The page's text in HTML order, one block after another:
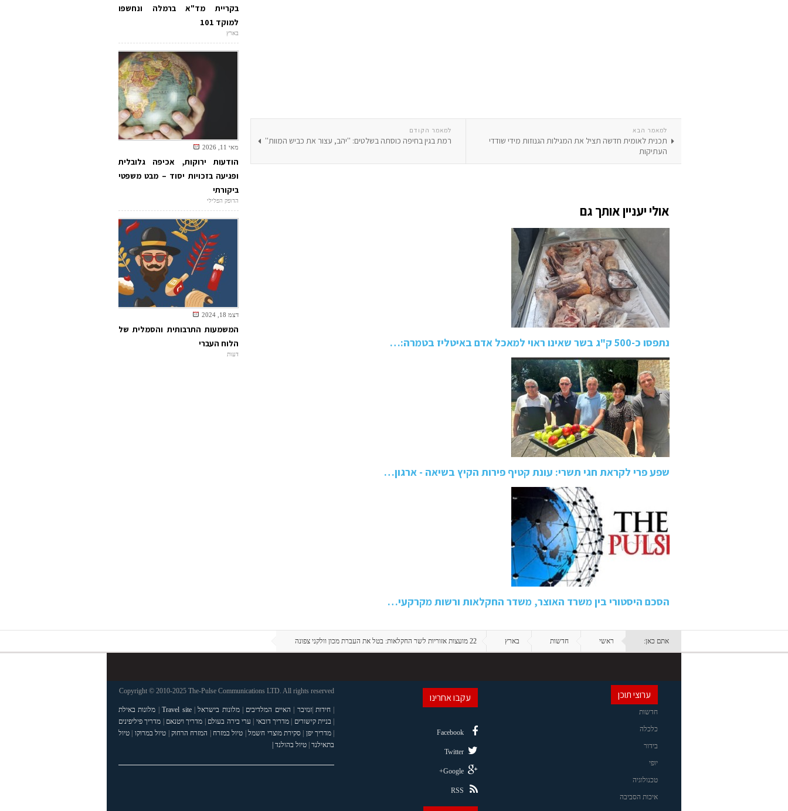
למאמר הקודם
רמת בגין בחיפה כוסתה בשלטים: ''יהב, עצור את כביש המוות''
למאמר הבא
תכנית לאומית חדשה תציל את המגילות הגנוזות מידי שודדי
העתיקות
אולי יעניין אותך גם
נתפסו כ-500 ק"ג בשר שאינו ראוי למאכל אדם באיטליז בטמרה:…
שפע פרי לקראת חגי תשרי: עונת קטיף פירות הקיץ בשיאה - ארגון…
הסכם היסטורי בין משרד האוצר, משדר החקלאות ורשות מקרקעי…
בקריית מד"א ברמלה ונחשפו
למוקד 101
בארץ
מאי 11, 2026
הודעות ירוקות, אכיפה גלובלית
ופגיעה בזכויות יסוד – מבט משפטי
ביקורתי
הדופק הפלילי
דצמ 18, 2024
המשמעות התרבותית והסמלית של
הלוח העברי
דעות
אתם כאן: ראשי חדשות בארץ 22 מועצות אזוריות לשר החקלאות: בטל את העברת מכון וולקני צפונה
ערוצי תוכן
חדשות
כלכלה
בידור
יופי
טכנולוגיה
איכות הסביבה
עקבו אחרינו
Facebook
Twitter
Google+
RSS
Copyright © 2010-2025 The-Pulse Communications LTD. All rights reserved
| חידות |זנזיבר | האיים המלדיבים |מלונות בישראל|
Travel site
| מלונות באילת
| בניית קישורים |מדריך דובאי | ערי בירה בעולם | מדריך ויטנאם | מדריך פיליפינים
| מדריך יפן |סקירת מוצרי חשמל| טיול במזרח | המזרח הרחוק | טיול במרוקו | טיול
בתאילנד| טיול בהולנד |